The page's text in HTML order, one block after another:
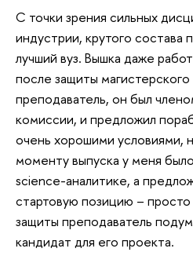
С точки зрения сильных
индустрии, крутого
лучший вуз. Вышка даже
после защиты
преподаватель, он был
комиссии, и предложил
очень хорошими условиями,
моменту выпуска у меня
science-аналитике, а
стартовую позицию – просто
защиты преподаватель
кандидат для его проекта.